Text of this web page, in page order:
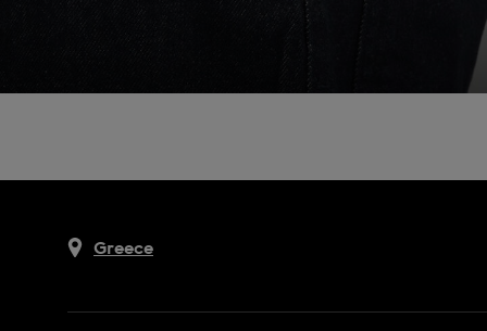
Greece